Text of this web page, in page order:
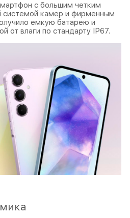
с большим четким
системой камер и фирменным
емкую батарею и
от влаги по стандарту IP67.